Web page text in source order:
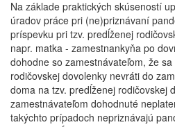
Na základe praktických skúseností
úradov práce pri (ne)priznávaní
príspevku pri tzv. predĺženej
napr. matka - zamestnankyňa po
dohodne so zamestnávateľom, že
rodičovskej dovolenky nevráti do
doma na tzv. predĺženej rodičovskej
zamestnávateľom dohodnuté
takýchto prípadoch nepriznávajú